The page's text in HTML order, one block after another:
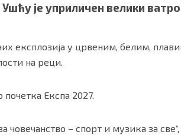
је уприличен велики
експлозија у црвеним, белим,
на реци.
почетка Експа 2027.
– спорт и музика за